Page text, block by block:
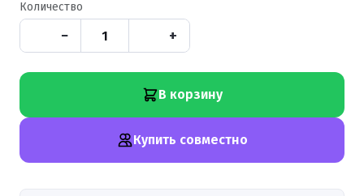
Количество
− +
В корзину
Купить совместно